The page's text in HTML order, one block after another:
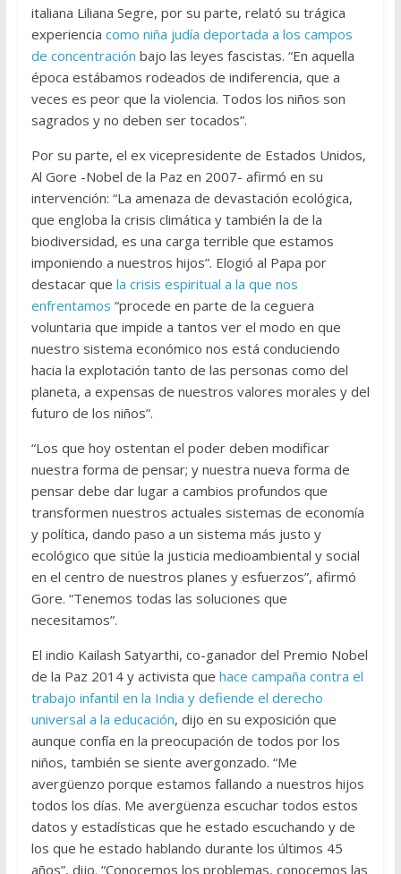
italiana Liliana Segre, por su parte, relató su trágica
experiencia como niña judía deportada a los campos
de concentración bajo las leyes fascistas. “En aquella
época estábamos rodeados de indiferencia, que a
veces es peor que la violencia. Todos los niños son
sagrados y no deben ser tocados”.
Por su parte, el ex vicepresidente de Estados Unidos,
Al Gore -Nobel de la Paz en 2007- afirmó en su
intervención: “La amenaza de devastación ecológica,
que engloba la crisis climática y también la de la
biodiversidad, es una carga terrible que estamos
imponiendo a nuestros hijos”. Elogió al Papa por
destacar que la crisis espiritual a la que nos
enfrentamos “procede en parte de la ceguera
voluntaria que impide a tantos ver el modo en que
nuestro sistema económico nos está conduciendo
hacia la explotación tanto de las personas como del
planeta, a expensas de nuestros valores morales y del
futuro de los niños”.
“Los que hoy ostentan el poder deben modificar
nuestra forma de pensar; y nuestra nueva forma de
pensar debe dar lugar a cambios profundos que
transformen nuestros actuales sistemas de economía
y política, dando paso a un sistema más justo y
ecológico que sitúe la justicia medioambiental y social
en el centro de nuestros planes y esfuerzos”, afirmó
Gore. “Tenemos todas las soluciones que
necesitamos”.
El indio Kailash Satyarthi, co-ganador del Premio Nobel
de la Paz 2014 y activista que hace campaña contra el
trabajo infantil en la India y defiende el derecho
universal a la educación, dijo en su exposición que
aunque confía en la preocupación de todos por los
niños, también se siente avergonzado. “Me
avergüenzo porque estamos fallando a nuestros hijos
todos los días. Me avergüenza escuchar todos estos
datos y estadísticas que he estado escuchando y de
los que he estado hablando durante los últimos 45
años”, dijo. “Conocemos los problemas, conocemos las